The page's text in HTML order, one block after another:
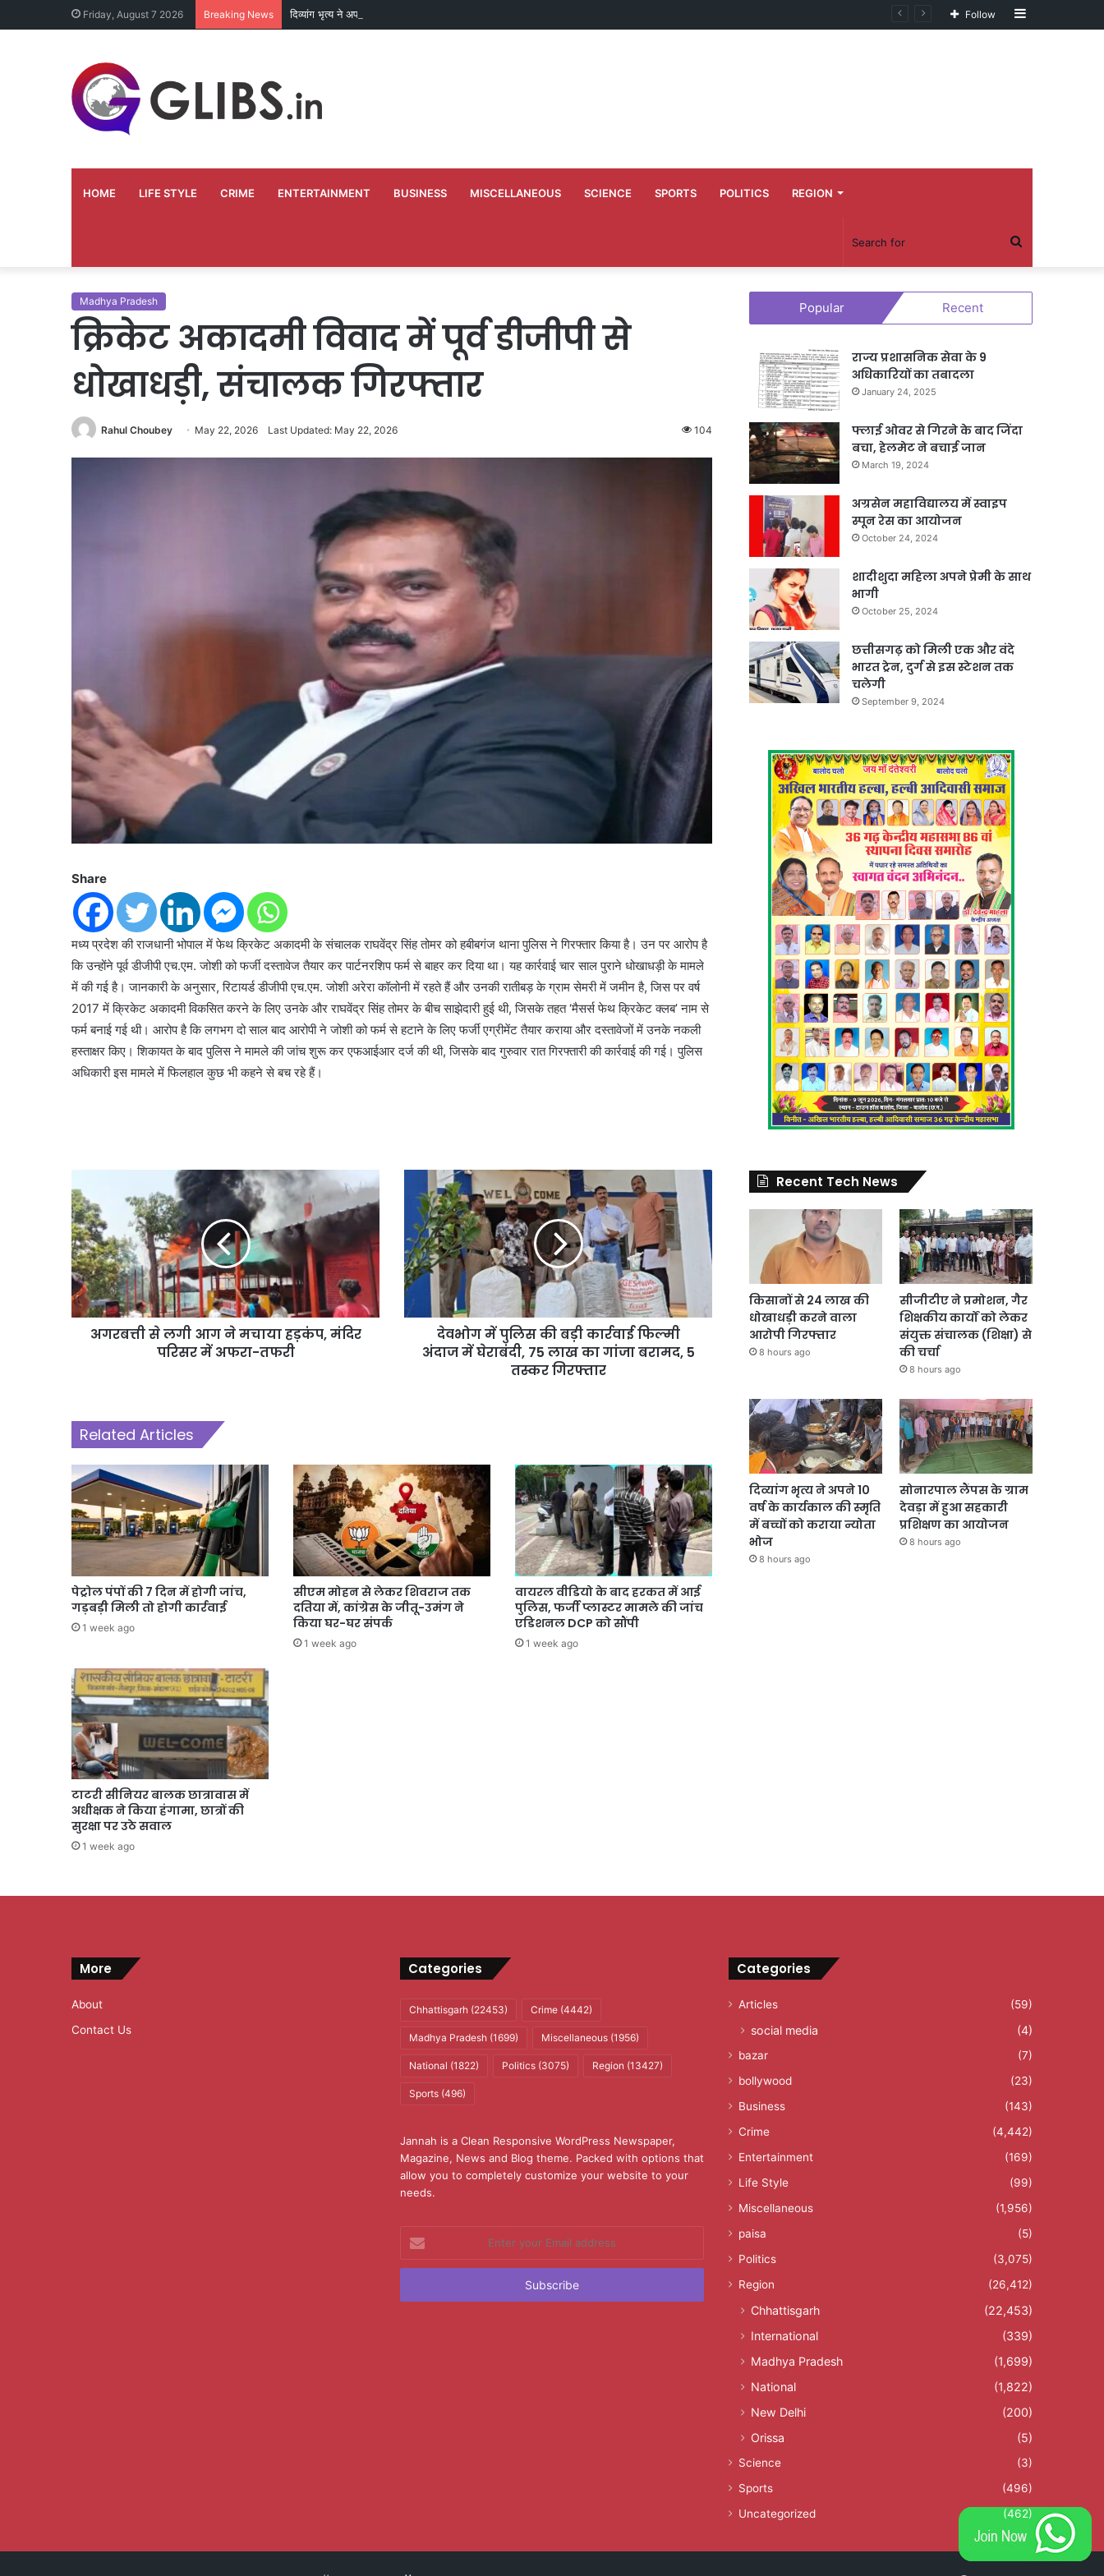
Friday, August 7 2026 Breaking News दिव्यांग भृत्य ने अपने 10 वर्ष के कार्यकाल की स्मृति में बच्चों को कराया न्योता भोज Sidebar
Follow
HOME LIFE STYLE CRIME ENTERTAINMENT BUSINESS MISCELLANEOUS SCIENCE SPORTS POLITICS REGION
Search
for
Madhya Pradesh
क्रिकेट अकादमी विवाद में पूर्व डीजीपी से
धोखाधड़ी, संचालक गिरफ्तार
Rahul Choubey May 22, 2026 Last Updated: May 22, 2026 104
Share
मध्य प्रदेश की राजधानी भोपाल में फेथ क्रिकेट अकादमी के संचालक राघवेंद्र सिंह तोमर को हबीबगंज थाना पुलिस ने गिरफ्तार किया है। उन पर आरोप है
कि उन्होंने पूर्व डीजीपी एच.एम. जोशी को फर्जी दस्तावेज तैयार कर पार्टनरशिप फर्म से बाहर कर दिया था। यह कार्रवाई चार साल पुराने धोखाधड़ी के मामले
में की गई है। जानकारी के अनुसार, रिटायर्ड डीजीपी एच.एम. जोशी अरेरा कॉलोनी में रहते हैं और उनकी रातीबड़ के ग्राम सेमरी में जमीन है, जिस पर वर्ष
2017 में क्रिकेट अकादमी विकसित करने के लिए उनके और राघवेंद्र सिंह तोमर के बीच साझेदारी हुई थी, जिसके तहत ‘मैसर्स फेथ क्रिकेट क्लब’ नाम से
फर्म बनाई गई थी। आरोप है कि लगभग दो साल बाद आरोपी ने जोशी को फर्म से हटाने के लिए फर्जी एग्रीमेंट तैयार कराया और दस्तावेजों में उनके नकली
हस्ताक्षर किए। शिकायत के बाद पुलिस ने मामले की जांच शुरू कर एफआईआर दर्ज की थी, जिसके बाद गुरुवार रात गिरफ्तारी की कार्रवाई की गई। पुलिस
अधिकारी इस मामले में फिलहाल कुछ भी कहने से बच रहे हैं।
अगरबत्ती से लगी आग ने मचाया हड़कंप, मंदिर
परिसर में अफरा-तफरी
देवभोग में पुलिस की बड़ी कार्रवाई फिल्मी
अंदाज में घेराबंदी, 75 लाख का गांजा बरामद, 5
तस्कर गिरफ्तार
Related Articles
पेट्रोल पंपों की 7 दिन में होगी जांच,
गड़बड़ी मिली तो होगी कार्रवाई
1 week ago
सीएम मोहन से लेकर शिवराज तक
दतिया में, कांग्रेस के जीतू-उमंग ने
किया घर-घर संपर्क
1 week ago
वायरल वीडियो के बाद हरकत में आई
पुलिस, फर्जी प्लास्टर मामले की जांच
एडिशनल DCP को सौंपी
1 week ago
टाटरी सीनियर बालक छात्रावास में
अधीक्षक ने किया हंगामा, छात्रों की
सुरक्षा पर उठे सवाल
1 week ago
Popular Recent
राज्य प्रशासनिक सेवा के 9
अधिकारियों का तबादला
January 24, 2025
फ्लाई ओवर से गिरने के बाद जिंदा
बचा, हेलमेट ने बचाई जान
March 19, 2024
अग्रसेन महाविद्यालय में स्वाइप
स्पून रेस का आयोजन
October 24, 2024
शादीशुदा महिला अपने प्रेमी के साथ
भागी
October 25, 2024
छत्तीसगढ़ को मिली एक और वंदे
भारत ट्रेन, दुर्ग से इस स्टेशन तक
चलेगी
September 9, 2024
Recent Tech News
किसानों से 24 लाख की
धोखाधड़ी करने वाला
आरोपी गिरफ्तार
8 hours ago
सीजीटीए ने प्रमोशन, गैर
शिक्षकीय कार्यों को लेकर
संयुक्त संचालक (शिक्षा) से
की चर्चा
8 hours ago
दिव्यांग भृत्य ने अपने 10
वर्ष के कार्यकाल की स्मृति
में बच्चों को कराया न्योता
भोज
8 hours ago
सोनारपाल लैंपस के ग्राम
देवड़ा में हुआ सहकारी
प्रशिक्षण का आयोजन
8 hours ago
More
About
Contact Us
Categories
Chhattisgarh(22453) Crime(4442)
Madhya Pradesh(1699) Miscellaneous(1956)
National (1822) Politics(3075) Region (13427)
Sports(496)
Jannah is a Clean Responsive WordPress Newspaper,
Magazine, News and Blog theme. Packed with options that
allow you to completely customize your website to your
needs.
your
Email
Categories
Articles (59)
social media (4)
bazar
(7)
bollywood
(23)
Business
(143)
Crime
(4,442)
Entertainment
(169)
Life Style
(99)
Miscellaneous
(1,956)
paisa
(5)
Politics
(3,075)
Region
(26,412)
Chhattisgarh
(22,453)
International
(339)
Madhya Pradesh
(1,699)
National
(1,822)
New Delhi
(200)
Orissa
(5)
Science
(3)
Sports
(496)
Uncategorized
(462)